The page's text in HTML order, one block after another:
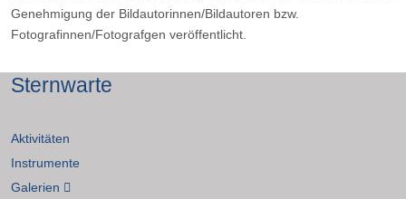
Genehmigung der Bildautorinnen/Bildautoren bzw.
Fotografinnen/Fotografgen veröffentlicht.
Sternwarte
Aktivitäten
Instrumente
Galerien